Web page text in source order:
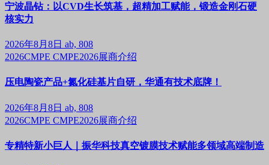
宁波晶钻：以CVD生长筑基，超精加工赋能，锻造金刚石硬
核实力
2026年8月8日 ab, 808
2026CMPE CMPE2026展商介绍
压电陶瓷产品+氮化硅基片自研，华通有技术底牌！
2026年8月8日 ab, 808
2026CMPE CMPE2026展商介绍
专精特新小巨人｜振华科技真空镀膜技术赋能多领域高端制造